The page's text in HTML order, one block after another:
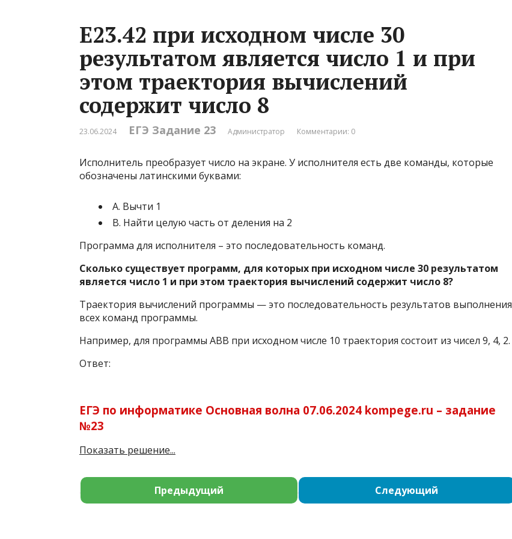
Е23.42 при исходном числе 30
результатом является число 1 и при
этом траектория вычислений
содержит число 8
23.06.2024 ЕГЭ Задание 23 Администратор Комментарии: 0
Исполнитель преобразует число на экране. У исполнителя есть две команды, которые
обозначены латинскими буквами:
А. Вычти 1
В. Найти целую часть от деления на 2
Программа для исполнителя – это последовательность команд.
Сколько существует программ, для которых при исходном числе 30 результатом
является число 1 и при этом траектория вычислений содержит число 8?
Траектория вычислений программы — это последовательность результатов выполнения
всех команд программы.
Например, для программы ABB при исходном числе 10 траектория состоит из чисел 9, 4, 2.
Ответ:
ЕГЭ по информатике Основная волна 07.06.2024 kompege.ru – задание
№23
Показать решение...
Предыдущий Следующий